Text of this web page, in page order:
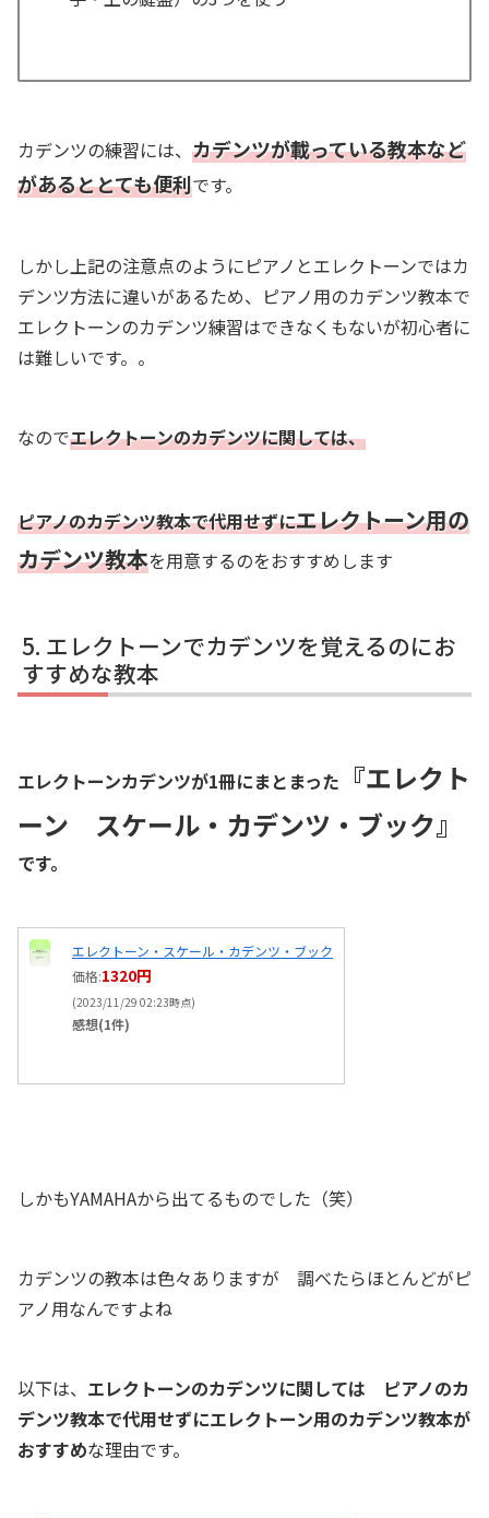
カデンツの練習には、 カデンツが載っている教本など
があるととても便利です。
しかし上記の注意点のようにピアノとエレクトーンではカ
デンツ方法に違いがあるため、ピアノ用のカデンツ教本で
エレクトーンのカデンツ練習はできなくもないが初心者に
は難しいです。。
なのでエレクトーンのカデンツに関しては、
ピアノのカデンツ教本で代用せずにエレクトーン用の
カデンツ教本を用意するのをおすすめします
エレクトーンでカデンツを覚えるのにお
すすめな教本
エレクトーンカデンツが1冊にまとまった
『エレクト
ーン スケール・カデンツ・ブック』
です。
エレクトーン・スケール・カデンツ・ブック
価格:1320円
(2023/11/29 02:23時点)
感想(1件)
しかもYAMAHAから出てるものでした（笑）
カデンツの教本は色々ありますが 調べたらほとんどがピ
アノ用なんですよね
以下は、 エレクトーンのカデンツに関しては ピアノのカ
デンツ教本で代用せずにエレクトーン用のカデンツ教本が
おすすめな理由です。